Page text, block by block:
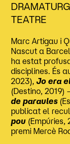
TEATRE
Marc Artigau i
Nascut a
ha estat
disciplines. És
2023),Jo era
(Destino, 2019)
de paraules
publicat el
pou (Empúries,
premi Mercè